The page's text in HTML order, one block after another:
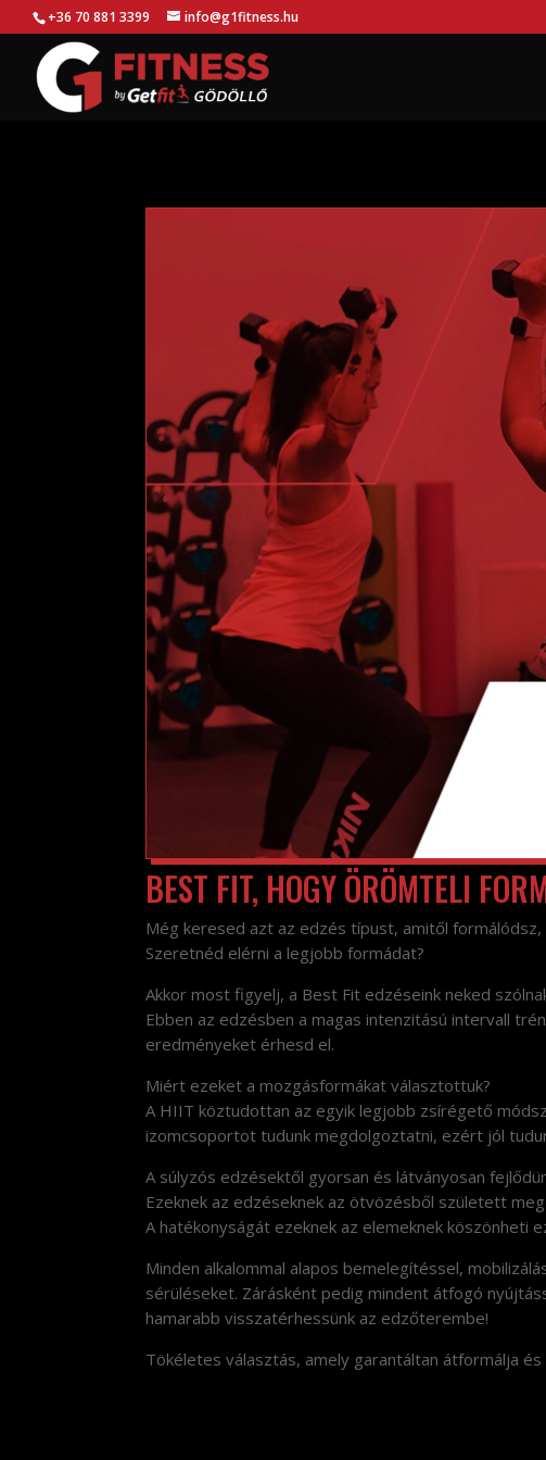
+36 70 881 3399 info@g1fitness.hu
BEST FIT, HOGY ÖRÖMTELI
Még keresed azt az edzés típust, amitől
Szeretnéd elérni a legjobb formádat?
Akkor most figyelj, a Best Fit edzéseink neked
Ebben az edzésben a magas intenzitású intervall
eredményeket érhesd el.
Miért ezeket a mozgásformákat választottuk?
A HIIT köztudottan az egyik legjobb zsírégető
izomcsoportot tudunk megdolgoztatni, ezért jól
A súlyzós edzésektől gyorsan és látványosan
Ezeknek az edzéseknek az ötvözésből született
A hatékonyságát ezeknek az elemeknek köszönheti
Minden alkalommal alapos bemelegítéssel,
sérüléseket. Zárásként pedig mindent átfogó
hamarabb visszatérhessünk az edzőterembe!
Tökéletes választás, amely garantáltan átformálja